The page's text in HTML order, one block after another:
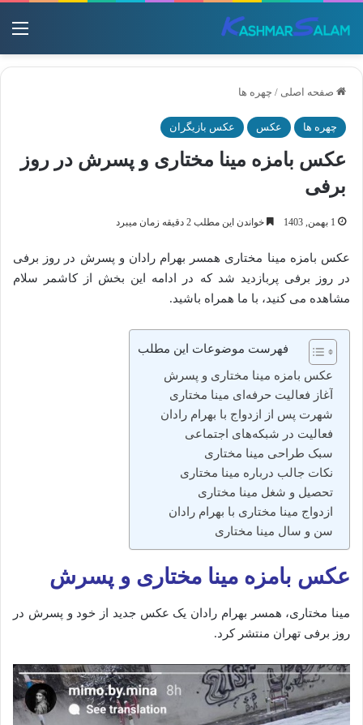
صفحه اصلی / چهره ها
چهره ها عکس عکس بازیگران
عکس بامزه مینا مختاری و پسرش در روز
برفی
1 بهمن, 1403 خواندن این مطلب 2 دقیقه زمان میبرد
عکس بامزه مینا مختاری همسر بهرام رادان و پسرش در روز برفی
در روز برفی پربازدید شد که در ادامه این بخش از کاشمر سلام
مشاهده می کنید، با ما همراه باشید.
فهرست موضوعات این مطلب
عکس بامزه مینا مختاری و پسرش
آغاز فعالیت حرفه‌ای مینا مختاری
شهرت پس از ازدواج با بهرام رادان
فعالیت در شبکه‌های اجتماعی
سبک طراحی مینا مختاری
نکات جالب درباره مینا مختاری
تحصیل و شغل مینا مختاری
ازدواج مینا مختاری با بهرام رادان
سن و سال مینا مختاری
عکس بامزه مینا مختاری و پسرش
مینا مختاری، همسر بهرام رادان یک عکس جدید از خود و پسرش در
روز برفی تهران منتشر کرد.